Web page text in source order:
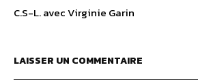
C.S-L. avec Virginie Garin
LAISSER UN COMMENTAIRE